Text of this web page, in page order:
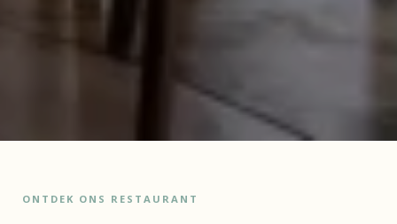
ONTDEK ONS RESTAURANT